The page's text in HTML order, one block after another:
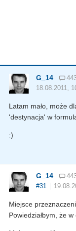
G_14
18.08.2011,
Latam mało, może
'destynacja' w
:)
G_14
#31
Miejsce
Powiedziałbym, że